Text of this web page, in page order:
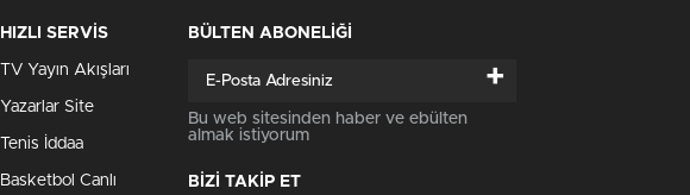
HIZLI SERVİS
TV Yayın Akışları
Yazarlar Site
Tenis İddaa
Basketbol Canlı
BÜLTEN ABONELİĞİ
+
Bu web sitesinden haber ve ebülten
almak istiyorum
BİZİ TAKİP ET